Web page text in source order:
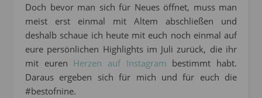
Doch bevor man sich für Neues öffnet, muss man
meist erst einmal mit Altem abschließen und
deshalb schaue ich heute mit euch noch einmal auf
eure persönlichen Highlights im Juli zurück, die ihr
mit euren Herzen auf Instagram bestimmt habt.
Daraus ergeben sich für mich und für euch die
#bestofnine.